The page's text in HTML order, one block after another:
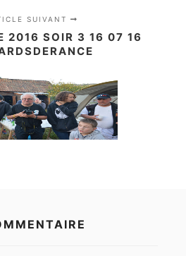
SUIVANT
2016 SOIR 3 16 07 16